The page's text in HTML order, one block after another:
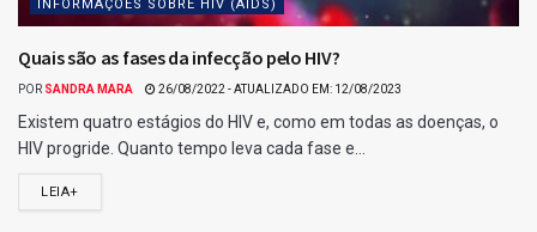
Relacionados para você :)
Resultado da Quina 7085